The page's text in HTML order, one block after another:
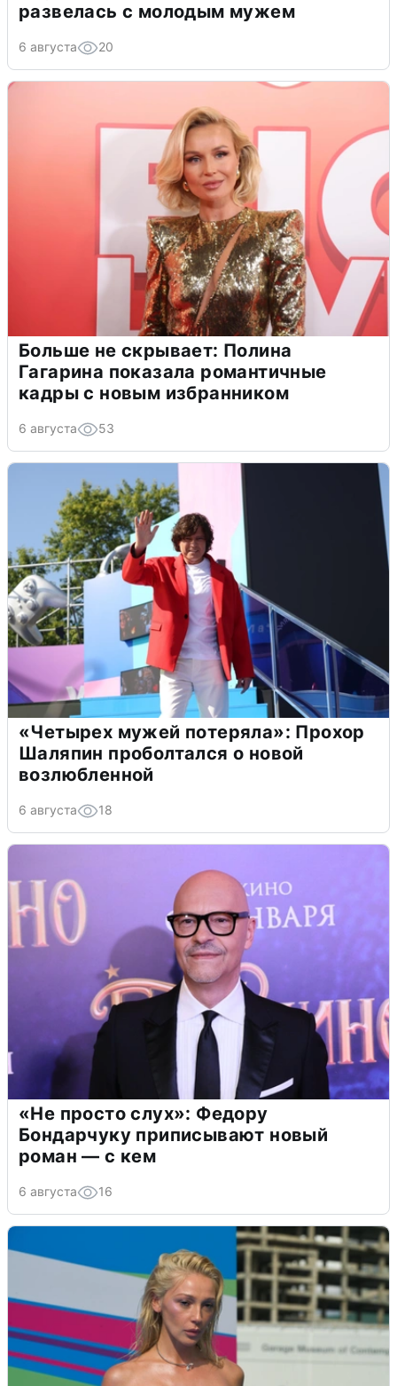
развелась с молодым мужем
6 августа 20
Больше не скрывает: Полина
Гагарина показала романтичные
кадры с новым избранником
6 августа 53
«Четырех мужей потеряла»: Прохор
Шаляпин проболтался о новой
возлюбленной
6 августа 18
«Не просто слух»: Федору
Бондарчуку приписывают новый
роман — с кем
6 августа 16